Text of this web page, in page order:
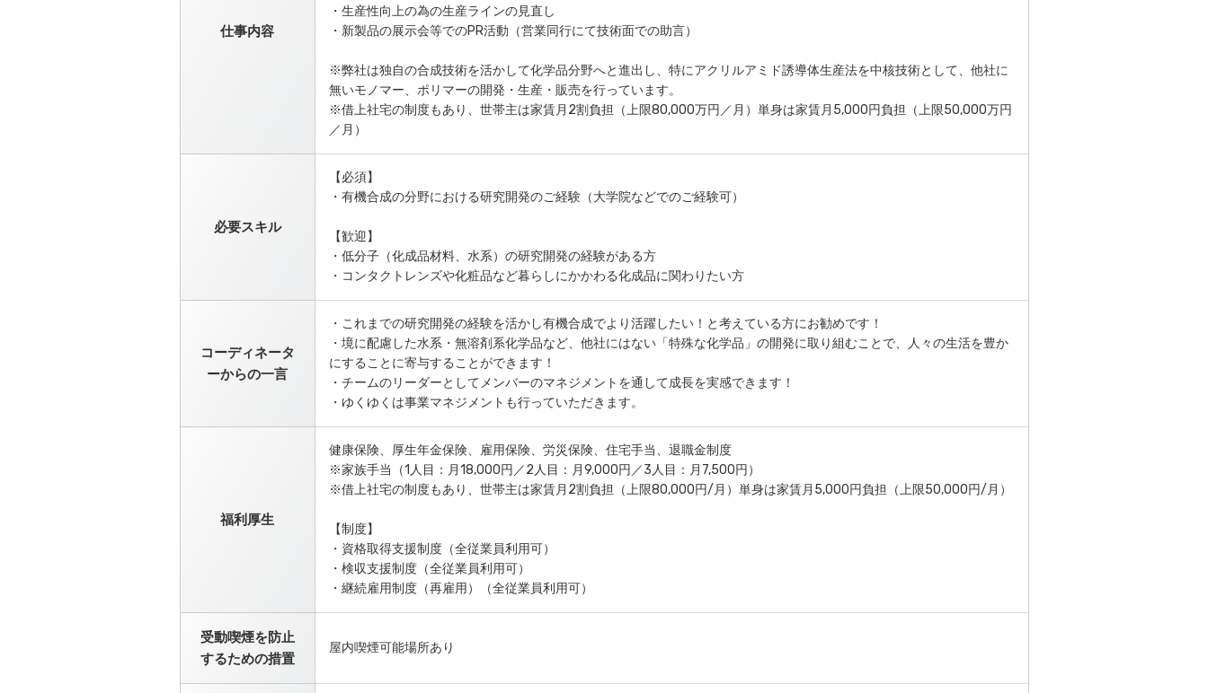
仕事内容
・生産性向上の為の生産ラインの見直し
・新製品の展示会等でのPR活動（営業同行にて技術面での助言）
※弊社は独自の合成技術を活かして化学品分野へと進出し、特にアクリルアミド誘導体生産法を中核技術として、他社に
無いモノマー、ポリマーの開発・生産・販売を行っています。
※借上社宅の制度もあり、世帯主は家賃月2割負担（上限80,000万円／月）単身は家賃月5,000円負担（上限50,000万円
／月）
必要スキル
【必須】
・有機合成の分野における研究開発のご経験（大学院などでのご経験可）
【歓迎】
・低分子（化成品材料、水系）の研究開発の経験がある方
・コンタクトレンズや化粧品など暮らしにかかわる化成品に関わりたい方
コーディネータ
ーからの一言
・これまでの研究開発の経験を活かし有機合成でより活躍したい！と考えている方にお勧めです！
・境に配慮した水系・無溶剤系化学品など、他社にはない「特殊な化学品」の開発に取り組むことで、人々の生活を豊か
にすることに寄与することができます！
・チームのリーダーとしてメンバーのマネジメントを通して成長を実感できます！
・ゆくゆくは事業マネジメントも行っていただきます。
福利厚生
健康保険、厚生年金保険、雇用保険、労災保険、住宅手当、退職金制度
※家族手当（1人目：月18,000円／2人目：月9,000円／3人目：月7,500円）
※借上社宅の制度もあり、世帯主は家賃月2割負担（上限80,000円/月）単身は家賃月5,000円負担（上限50,000円/月）
【制度】
・資格取得支援制度（全従業員利用可）
・検収支援制度（全従業員利用可）
・継続雇用制度（再雇用）（全従業員利用可）
受動喫煙を防止
するための措置
屋内喫煙可能場所あり